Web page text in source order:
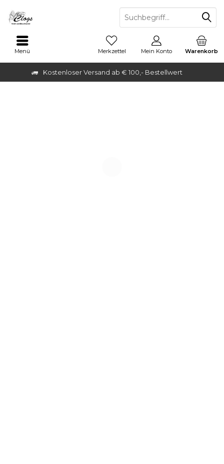
Kostenloser Versand ab € 100,- Bestellwert
Menü Warenkorb
Merkzettel Mein Konto